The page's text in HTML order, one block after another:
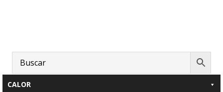
página
CALOR